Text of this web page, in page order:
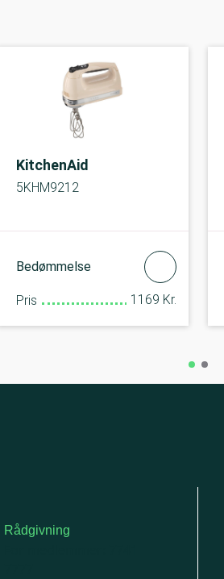
KitchenAid
5KHM9212
Bedømmelse
Pris 1169 Kr.
Rådgivning